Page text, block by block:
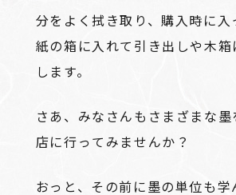
分をよく拭き取り、購入時に入
紙の箱に入れて引き出しや木箱
します。
さあ、みなさんもさまざまな
店に行ってみませんか？
おっと、その前に墨の単位も学